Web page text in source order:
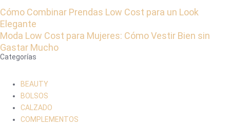
Cómo Combinar Prendas Low Cost para un Look
Elegante
Moda Low Cost para Mujeres: Cómo Vestir Bien sin
Gastar Mucho
Categorías
BEAUTY
BOLSOS
CALZADO
COMPLEMENTOS